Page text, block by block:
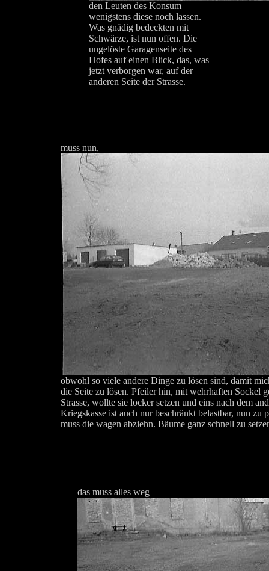
den Leuten des Konsum
wenigstens diese noch lassen.
Was gnädig bedeckten mit
Schwärze, ist nun offen. Die
ungelöste Garagenseite des
Hofes auf einen Blick, das, was
jetzt verborgen war, auf der
anderen Seite der Strasse.
muss nun,
obwohl so viele andere Dinge zu lösen sind, damit
die Seite zu lösen. Pfeiler hin, mit wehrhaften Sockel
Strasse, wollte sie locker setzen und eins nach dem
Kriegskasse ist auch nur beschränkt belastbar, nun zu
muss die wagen abziehn. Bäume ganz schnell zu
das muss alles weg